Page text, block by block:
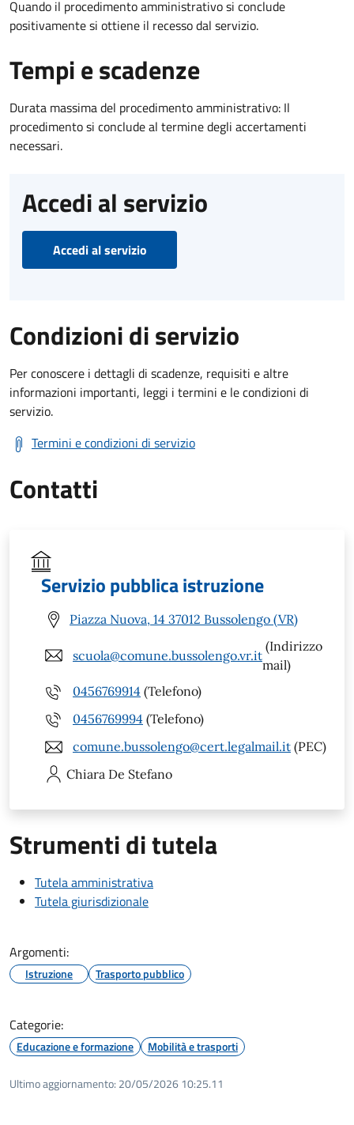
Quando il procedimento amministrativo si conclude
positivamente si ottiene il recesso dal servizio.
Tempi e scadenze
Durata massima del procedimento amministrativo: Il
procedimento si conclude al termine degli accertamenti
necessari.
Accedi al servizio
Accedi al servizio
Condizioni di servizio
Per conoscere i dettagli di scadenze, requisiti e altre
informazioni importanti, leggi i termini e le condizioni di
servizio.
Termini e condizioni di servizio
Contatti
Servizio pubblica istruzione
Piazza Nuova, 14 37012 Bussolengo (VR)
scuola@comune.bussolengo.vr.it
(Indirizzo
mail)
0456769914 (Telefono)
0456769994 (Telefono)
comune.bussolengo@cert.legalmail.it (PEC)
Chiara De Stefano
Strumenti di tutela
Tutela amministrativa
Tutela giurisdizionale
Argomenti:
Istruzione Trasporto pubblico
Categorie:
Educazione e formazione Mobilità e trasporti
Ultimo aggiornamento: 20/05/2026 10:25.11